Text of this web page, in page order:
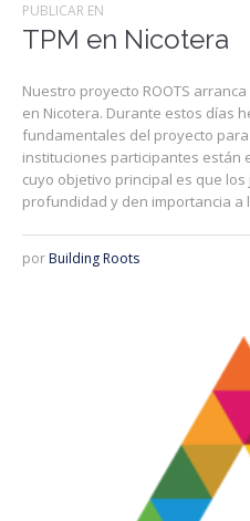
PUBLICAR EN
TPM en Nicotera
Nuestro proyecto ROOTS
en Nicotera. Durante estos días
fundamentales del proyecto
instituciones participantes están
cuyo objetivo principal es que
profundidad y den importancia a
porBuilding Roots